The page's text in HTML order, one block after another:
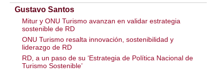
Gustavo Santos
Mitur y ONU Turismo avanzan en validar estrategia
sostenible de RD
ONU Turismo resalta innovación, sostenibilidad y
liderazgo de RD
RD, a un paso de su ‘Estrategia de Política Nacional de
Turismo Sostenible’